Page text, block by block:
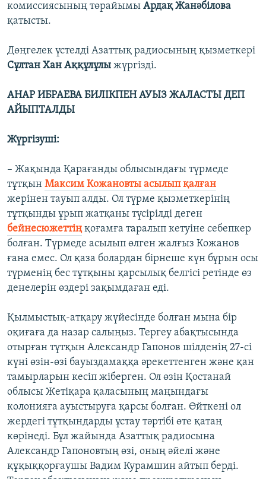
комиссиясының төрайымы Ардақ Жанәбілова
қатысты.
Дөңгелек үстелді Азаттық радиосының қызметкері
Сұлтан Хан Аққұлұлы жүргізді.
АНАР ИБРАЕВА БИЛІКПЕН АУЫЗ ЖАЛАСТЫ ДЕП
АЙЫПТАЛДЫ
Жүргізуші:
– Жақында Қарағанды облысындағы түрмеде
тұтқын Максим Кожановты асылып қалған
жерінен тауып алды. Ол түрме қызметкерінің
тұтқынды ұрып жатқаны түсірілді деген
бейнесюжеттіңқоғамға таралып кетуіне себепкер
болған. Түрмеде асылып өлген жалғыз Кожанов
ғана емес. Ол қаза болардан бірнеше күн бұрын осы
түрменің бес тұтқыны қарсылық белгісі ретінде өз
денелерін өздері зақымдаған еді.
Қылмыстық-атқару жүйесінде болған мына бір
оқиғаға да назар салыңыз. Тергеу абақтысында
отырған тұтқын Александр Гапонов шілденің 27-сі
күні өзін-өзі бауыздамаққа әрекеттенген және қан
тамырларын кесіп жіберген. Ол өзін Қостанай
облысы Жетіқара қаласының маңындағы
колонияға ауыстыруға қарсы болған. Өйткені ол
жердегі тұтқындарды ұстау тәртібі өте қатаң
көрінеді. Бұл жайында Азаттық радиосына
Александр Гапоновтың өзі, оның әйелі және
құқыққорғаушы Вадим Курамшин айтып берді.